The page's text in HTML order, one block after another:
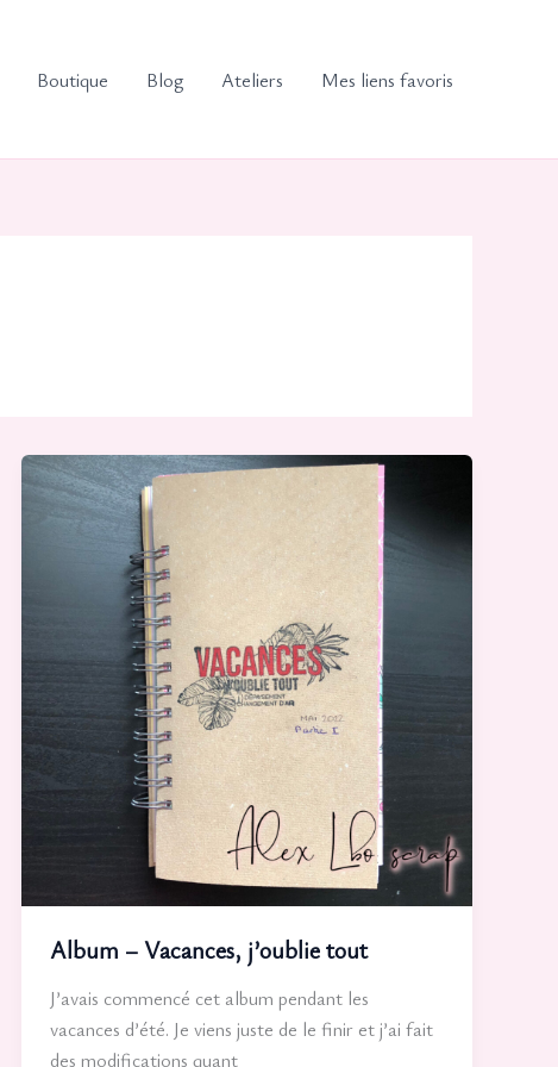
Boutique Blog Ateliers Mes liens favoris
Album – Vacances, j’oublie tout
J’avais commencé cet album pendant les
vacances d’été. Je viens juste de le finir et j’ai fait
des modifications quant